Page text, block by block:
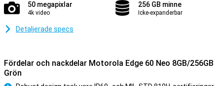
50 megapixlar
4k video
256 GB minne
Icke-expanderbar
Detaljerade specs
Fördelar och nackdelar Motorola Edge 60 Neo 8GB/256GB
Grön